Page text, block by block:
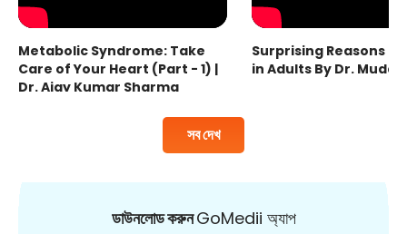
সব দেখ
Metabolic Syndrome: Take
Care of Your Heart (Part - 1) |
Dr. Ajay Kumar Sharma
Surprising Reasons
in Adults By Dr.
ডাউনলোড করুনGoMedii অ্যাপ